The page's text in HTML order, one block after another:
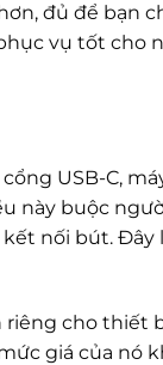
đủ để bạn
vụ tốt cho
USB-C,
này buộc
nối bút. Đây
cho thiết
giá của nó